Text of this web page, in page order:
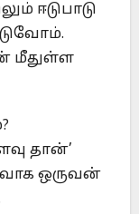
ஈடுபாடு
மீதுள்ள
தான்’
ஒருவன்